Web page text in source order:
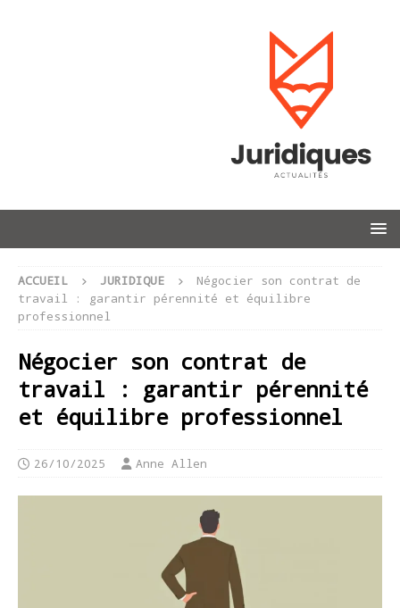
ACCUEIL JURIDIQUE
Négocier son contrat de
travail : garantir pérennité et équilibre
professionnel
Négocier son contrat de
travail : garantir pérennité
et équilibre professionnel
26/10/2025 Anne Allen